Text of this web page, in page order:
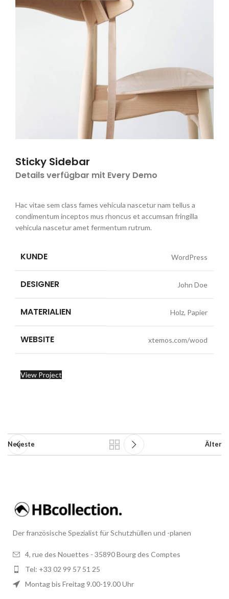
Sticky Sidebar
Details verfügbar mit Every Demo
Hac vitae sem class fames vehicula nascetur nam tellus a
condimentum inceptos mus rhoncus et accumsan fringilla
vehicula nascetur amet fermentum rutrum.
KUNDE WordPress
DESIGNER John Doe
MATERIALIEN Holz, Papier
WEBSITE xtemos.com/wood
View Project
Neueste Älter
Der französische Spezialist für Schutzhüllen und -planen
4, rue des Nouettes - 35890 Bourg des Comptes
Tel: +33 02 99 57 51 25
Montag bis Freitag 9.00-19.00 Uhr